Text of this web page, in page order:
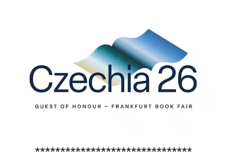
*******************************